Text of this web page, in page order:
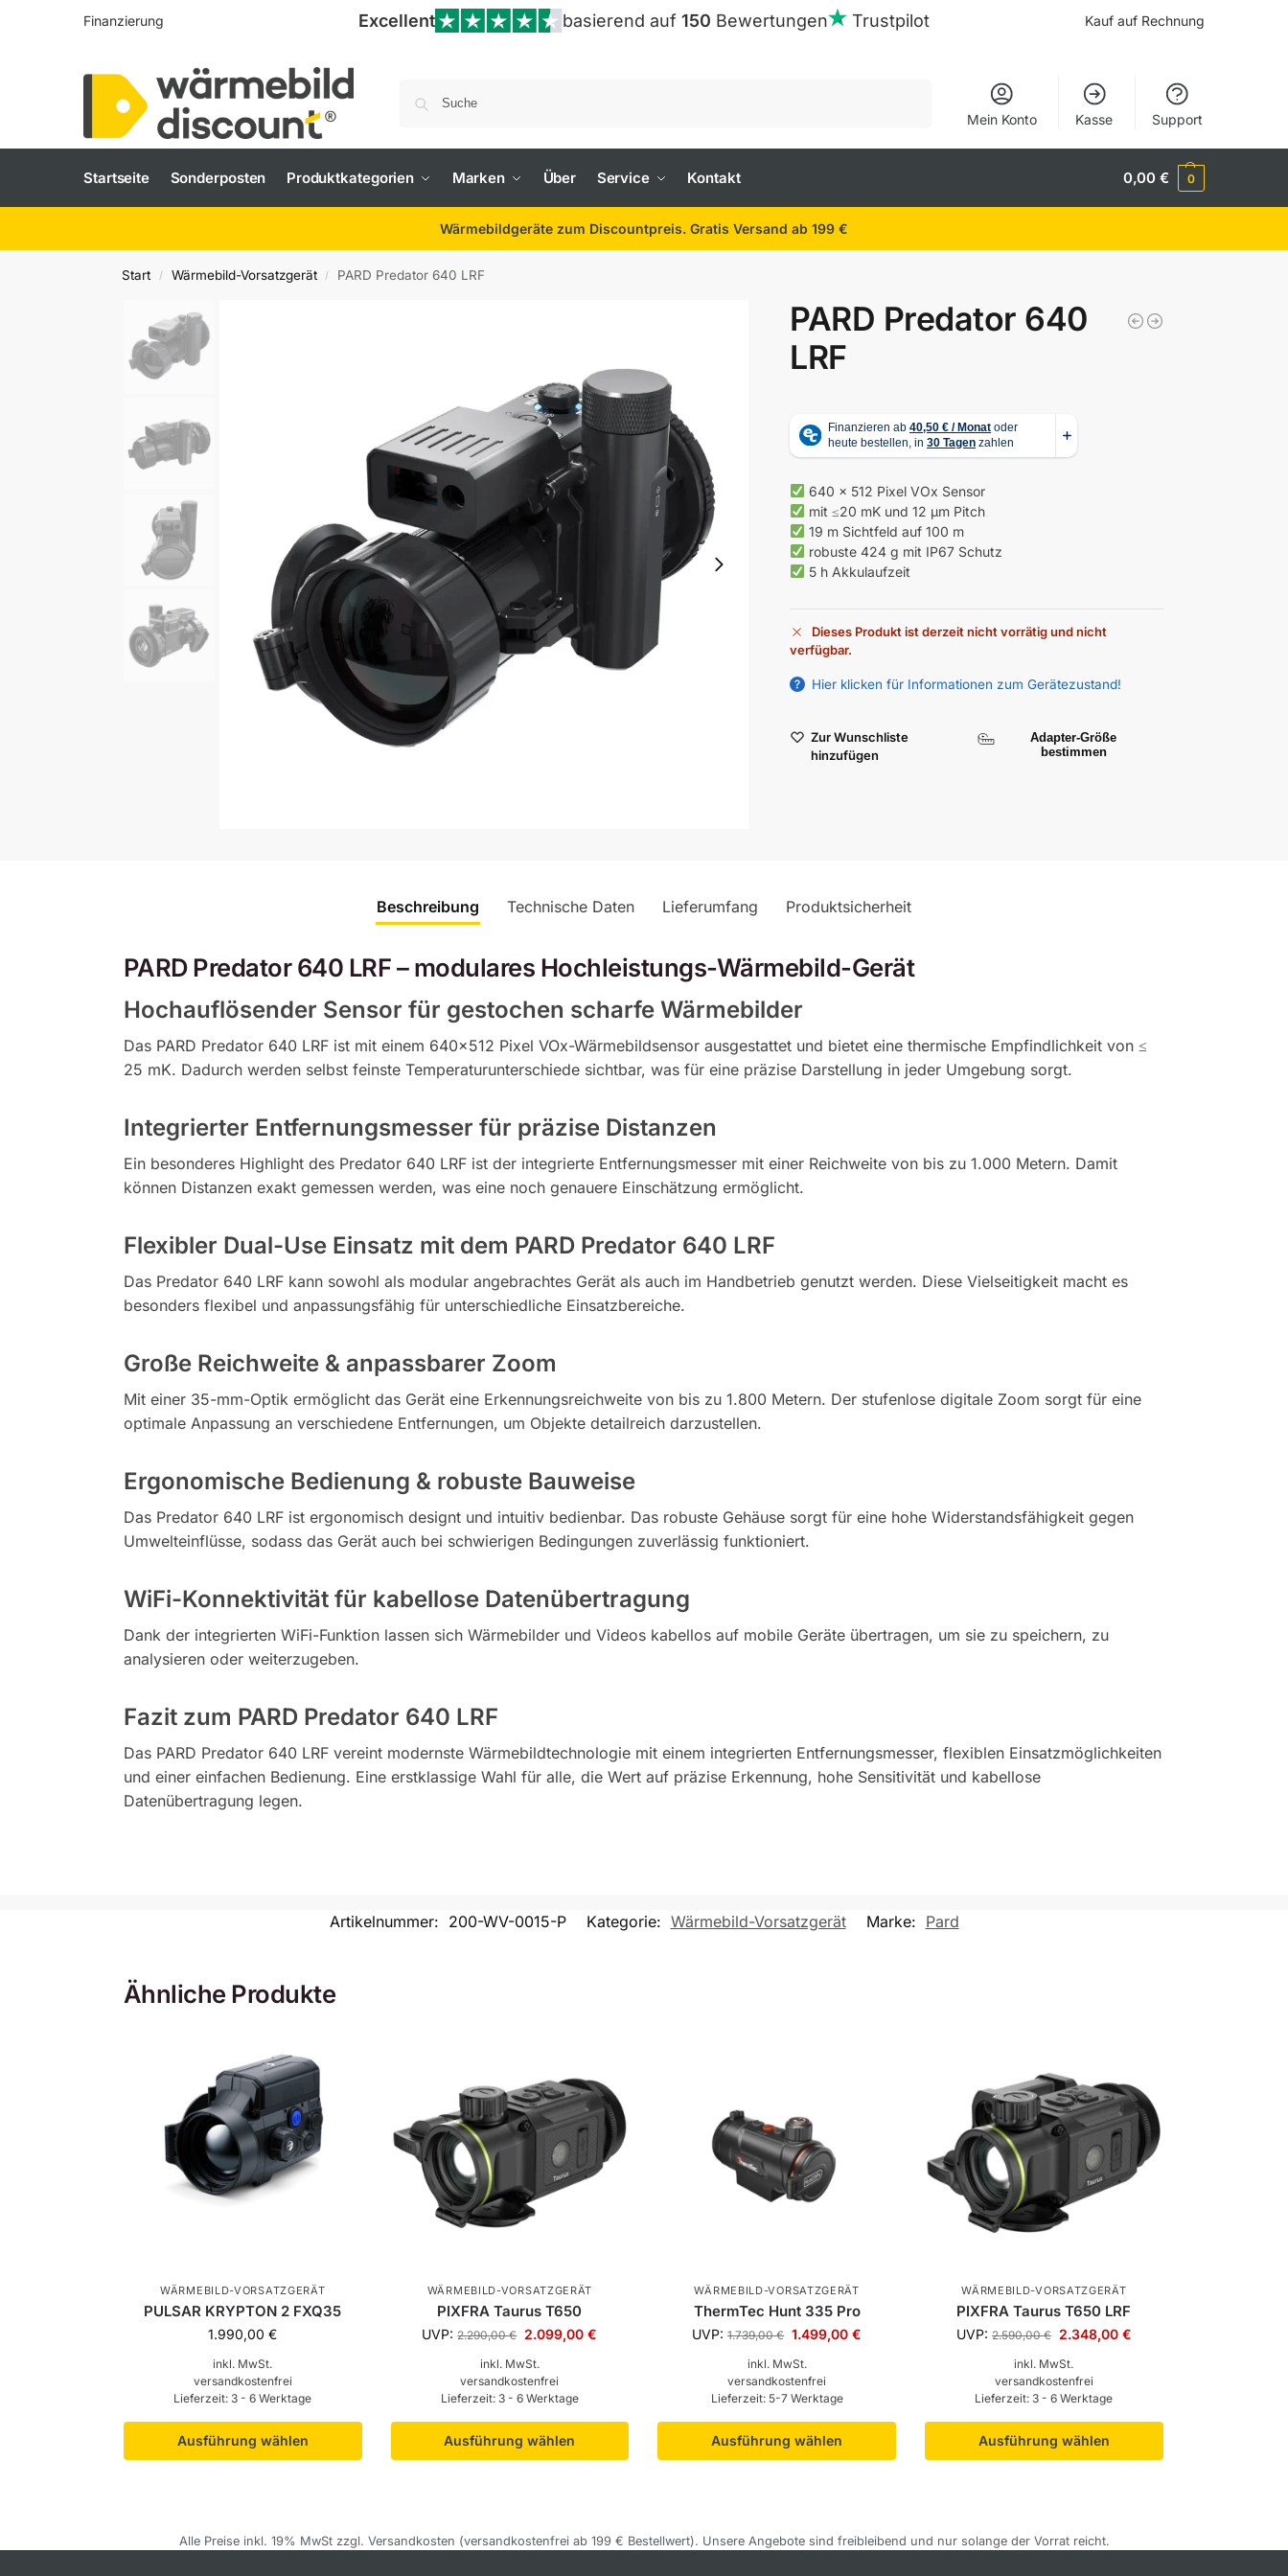
Finanzierung Excellent basierend auf150 Bewertungen Trustpilot Kauf auf Rechnung
Mein Konto Kasse Support
Startseite Sonderposten Produktkategorien Marken Über Service Kontakt 0,00€ 0
Wärmebildgeräte zum Discountpreis. Gratis Versand ab 199 €
Start / Wärmebild-Vorsatzgerät / PARD Predator 640 LRF
PARD Predator 640
LRF
640 x 512 Pixel VOx Sensor
mit ≤20 mK und 12 µm Pitch
19 m Sichtfeld auf 100 m
robuste 424 g mit IP67 Schutz
5 h Akkulaufzeit
Dieses Produkt ist derzeit nicht vorrätig und nicht
verfügbar.
l
e
e
Hier klicken für Informationen zum Gerätezustand!
Zur Wunschliste
hinzufügen
Adapter-Größe
bestimmen
Beschreibung Technische Daten Lieferumfang Produktsicherheit
PARD Predator 640 LRF – modulares Hochleistungs-Wärmebild-Gerät
Hochauflösender Sensor für gestochen scharfe Wärmebilder
Das PARD Predator 640 LRF ist mit einem 640×512 Pixel VOx-Wärmebildsensor ausgestattet und bietet eine thermische Empfindlichkeit von ≤
25 mK. Dadurch werden selbst feinste Temperaturunterschiede sichtbar, was für eine präzise Darstellung in jeder Umgebung sorgt.
Integrierter Entfernungsmesser für präzise Distanzen
Ein besonderes Highlight des Predator 640 LRF ist der integrierte Entfernungsmesser mit einer Reichweite von bis zu 1.000 Metern. Damit
können Distanzen exakt gemessen werden, was eine noch genauere Einschätzung ermöglicht.
Flexibler Dual-Use Einsatz mit dem PARD Predator 640 LRF
Das Predator 640 LRF kann sowohl als modular angebrachtes Gerät als auch im Handbetrieb genutzt werden. Diese Vielseitigkeit macht es
besonders flexibel und anpassungsfähig für unterschiedliche Einsatzbereiche.
Große Reichweite & anpassbarer Zoom
Mit einer 35-mm-Optik ermöglicht das Gerät eine Erkennungsreichweite von bis zu 1.800 Metern. Der stufenlose digitale Zoom sorgt für eine
optimale Anpassung an verschiedene Entfernungen, um Objekte detailreich darzustellen.
Ergonomische Bedienung & robuste Bauweise
Das Predator 640 LRF ist ergonomisch designt und intuitiv bedienbar. Das robuste Gehäuse sorgt für eine hohe Widerstandsfähigkeit gegen
Umwelteinflüsse, sodass das Gerät auch bei schwierigen Bedingungen zuverlässig funktioniert.
WiFi-Konnektivität für kabellose Datenübertragung
Dank der integrierten WiFi-Funktion lassen sich Wärmebilder und Videos kabellos auf mobile Geräte übertragen, um sie zu speichern, zu
analysieren oder weiterzugeben.
Fazit zum PARD Predator 640 LRF
Das PARD Predator 640 LRF vereint modernste Wärmebildtechnologie mit einem integrierten Entfernungsmesser, flexiblen Einsatzmöglichkeiten
und einer einfachen Bedienung. Eine erstklassige Wahl für alle, die Wert auf präzise Erkennung, hohe Sensitivität und kabellose
Datenübertragung legen.
Artikelnummer: 200-WV-0015-P Kategorie: Wärmebild-Vorsatzgerät Marke: Pard
Ähnliche Produkte
WÄRMEBILD-VORSATZGERÄT
PULSAR KRYPTON 2 FXQ35
1.990,00€
inkl. MwSt.
versandkostenfrei
Lieferzeit: 3 - 6 Werktage
Ausführung wählen
WÄRMEBILD-VORSATZGERÄT
PIXFRA Taurus T650
UVP: 2.290,00€ 2.099,00€
inkl. MwSt.
versandkostenfrei
Lieferzeit: 3 - 6 Werktage
Ausführung wählen
WÄRMEBILD-VORSATZGERÄT
ThermTec Hunt 335 Pro
UVP: 1.739,00€ 1.499,00€
inkl. MwSt.
versandkostenfrei
Lieferzeit: 5-7 Werktage
Ausführung wählen
WÄRMEBILD-VORSATZGERÄT
PIXFRA Taurus T650 LRF
UVP: 2.590,00€ 2.348,00 €
inkl. MwSt.
versandkostenfrei
Lieferzeit: 3 - 6 Werktage
Ausführung wählen
Alle Preise inkl. 19% MwSt zzgl. Versandkosten (versandkostenfrei ab 199 € Bestellwert). Unsere Angebote sind freibleibend und nur solange der Vorrat reicht.